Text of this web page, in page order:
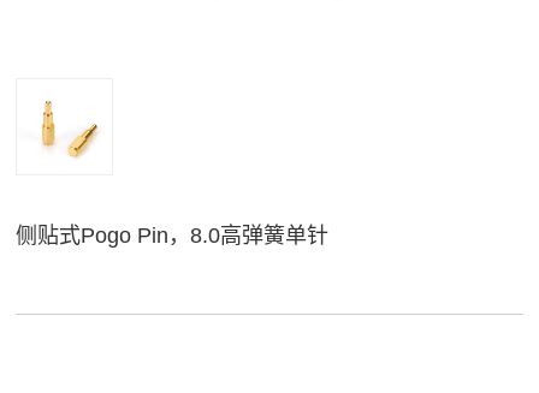
侧贴式Pogo Pin，8.0高弹簧单针